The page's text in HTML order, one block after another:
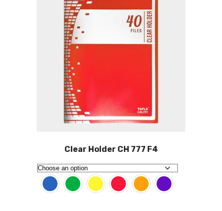
Clear Holder CH 777 F4